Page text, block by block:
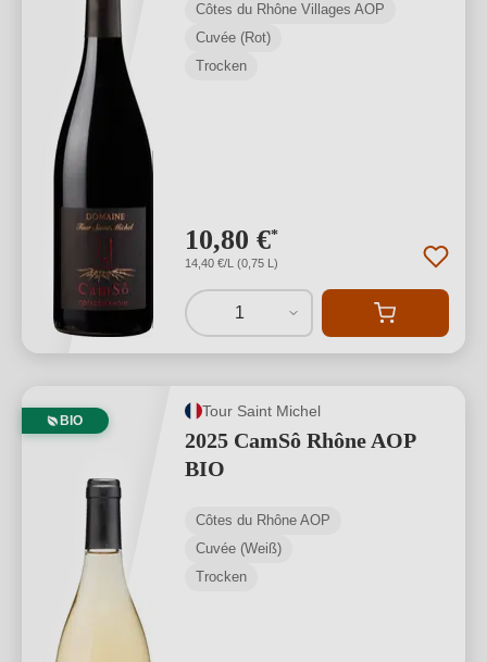
Côtes du Rhône Villages AOP
Cuvée (Rot)
Trocken
10,80 €*
14,40 €/L (0,75 L)
1
BIO
Tour Saint Michel
2025 CamSô Rhône AOP
BIO
Côtes du Rhône AOP
Cuvée (Weiß)
Trocken